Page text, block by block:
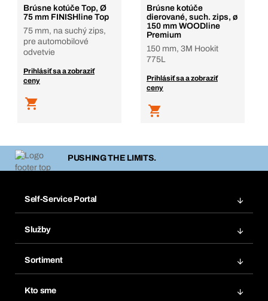
Brúsne kotúče Top, Ø
75 mm FINISHline Top
75 mm, na suchý zips,
pre automobilové
odvetvie
Prihlásiť sa a zobraziť
ceny
Brúsne kotúče
dierované, such. zips, ø
150 mm WOODline
Premium
150 mm, 3M Hookit
775L
Prihlásiť sa a zobraziť
ceny
PUSHING THE LIMITS.
Self-Service Portal
Obľúbené
Opakované objednávky
Predplatné
Služby
Chemická databáza
Sortiment
Kto sme